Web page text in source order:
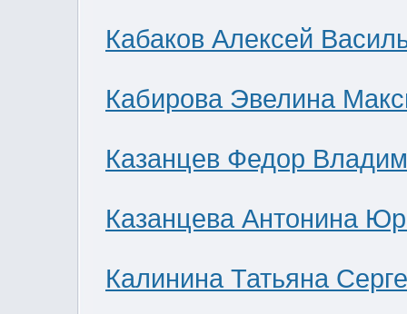
Кабаков Алексей
Кабирова Эвелина
Казанцев Федор
Казанцева Антонина
Калинина Татьяна